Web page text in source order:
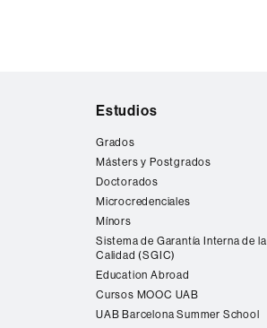
Estudios
Grados
Másters y Postgrados
Doctorados
Microcredenciales
Mínors
Sistema de Garantía Interna de la
Calidad (SGIC)
Education Abroad
Cursos MOOC UAB
UAB Barcelona Summer School